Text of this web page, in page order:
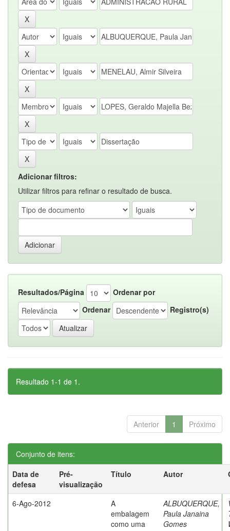
Adicionar filtros:
Utilizar filtros para refinar o resultado de busca.
Resultados/Página
Ordenar por
Ordenar
Registro(s)
Resultado 1-1 de 1.
Anterior 1 Próximo
Conjunto de itens:
Data de
defesa
Pré-
visualização
Título Autor
6-Ago-2012
A
embalagem
como uma
ALBUQUERQUE,
Paula Janaina
Gomes